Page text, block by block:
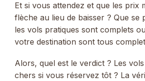
Et si vous attendez et que les prix
flèche au lieu de baisser ? Que se
les vols pratiques sont complets
votre destination sont tous
Alors, quel est le verdict ? Les
chers si vous réservez tôt ? La